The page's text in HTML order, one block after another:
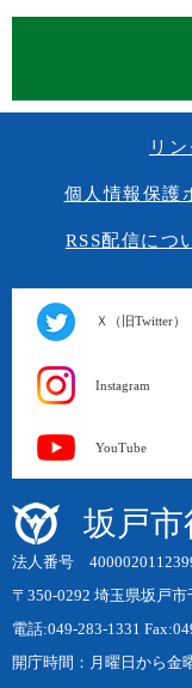
リ
個人情報保護
RSS配信につ
Ｘ（旧Twitter）
Instagram
YouTube
坂戸市
法人番号
〒350-0292 埼玉県坂戸市
電話:049-283-1331
開庁時間：月曜日から金